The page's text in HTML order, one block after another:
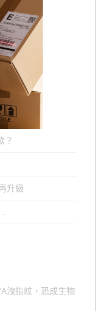
？
升級
洩指紋，恐成生物